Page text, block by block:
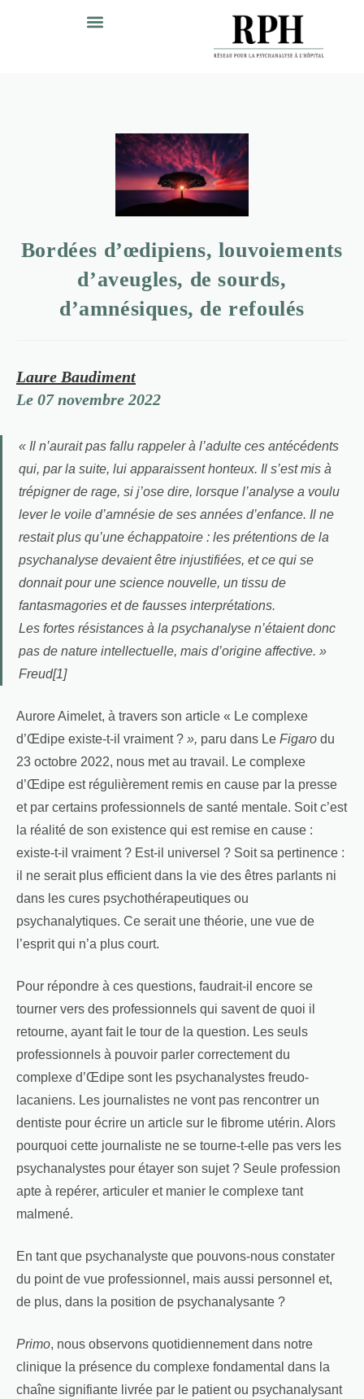
Bordées d’œdipiens, louvoiements
d’aveugles, de sourds,
d’amnésiques, de refoulés
Laure Baudiment
Le 07 novembre 2022
« Il n’aurait pas fallu rappeler à l’adulte ces antécédents
qui, par la suite, lui apparaissent honteux. Il s’est mis à
trépigner de rage, si j’ose dire, lorsque l’analyse a voulu
lever le voile d’amnésie de ses années d’enfance. Il ne
restait plus qu’une échappatoire : les prétentions de la
psychanalyse devaient être injustifiées, et ce qui se
donnait pour une science nouvelle, un tissu de
fantasmagories et de fausses interprétations.
Les fortes résistances à la psychanalyse n’étaient donc
pas de nature intellectuelle, mais d’origine affective. »
Freud[1]
Aurore Aimelet, à travers son article « Le complexe
d’Œdipe existe-t-il vraiment ? », paru dans Le Figaro du
23 octobre 2022, nous met au travail. Le complexe
d’Œdipe est régulièrement remis en cause par la presse
et par certains professionnels de santé mentale. Soit c’est
la réalité de son existence qui est remise en cause :
existe-t-il vraiment ? Est-il universel ? Soit sa pertinence :
il ne serait plus efficient dans la vie des êtres parlants ni
dans les cures psychothérapeutiques ou
psychanalytiques. Ce serait une théorie, une vue de
l’esprit qui n’a plus court.
Pour répondre à ces questions, faudrait-il encore se
tourner vers des professionnels qui savent de quoi il
retourne, ayant fait le tour de la question. Les seuls
professionnels à pouvoir parler correctement du
complexe d’Œdipe sont les psychanalystes freudo-
lacaniens. Les journalistes ne vont pas rencontrer un
dentiste pour écrire un article sur le fibrome utérin. Alors
pourquoi cette journaliste ne se tourne-t-elle pas vers les
psychanalystes pour étayer son sujet ? Seule profession
apte à repérer, articuler et manier le complexe tant
malmené.
En tant que psychanalyste que pouvons-nous constater
du point de vue professionnel, mais aussi personnel et,
de plus, dans la position de psychanalysante ?
Primo, nous observons quotidiennement dans notre
clinique la présence du complexe fondamental dans la
chaîne signifiante livrée par le patient ou psychanalysant